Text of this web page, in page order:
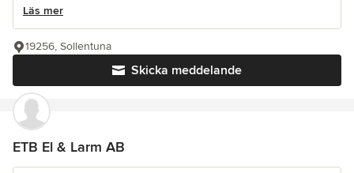
Läs mer
Skicka meddelande
19256, Sollentuna
ETB El & Larm AB